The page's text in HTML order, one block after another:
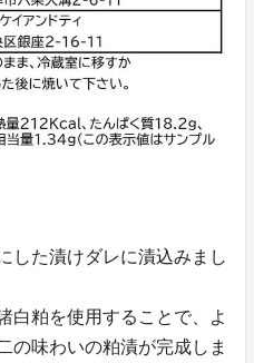
した漬けダレに漬込みまし
白粕を使用することで、よ
の味わいの粕漬が完成しま